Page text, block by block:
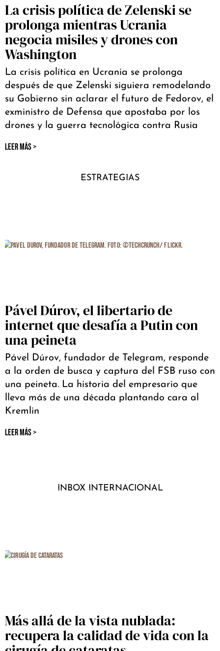
La crisis política de Zelenski se
prolonga mientras Ucrania
negocia misiles y drones con
Washington
La crisis política en Ucrania se prolonga
después de que Zelenski siguiera remodelando
su Gobierno sin aclarar el futuro de Fedorov, el
exministro de Defensa que apostaba por los
drones y la guerra tecnológica contra Rusia
LEER MÁS >
ESTRATEGIAS
Pável Dúrov, el libertario de
internet que desafía a Putin con
una peineta
Pável Dúrov, fundador de Telegram, responde
a la orden de busca y captura del FSB ruso con
una peineta. La historia del empresario que
lleva más de una década plantando cara al
Kremlin
LEER MÁS >
INBOX INTERNACIONAL
Más allá de la vista nublada:
recupera la calidad de vida con la